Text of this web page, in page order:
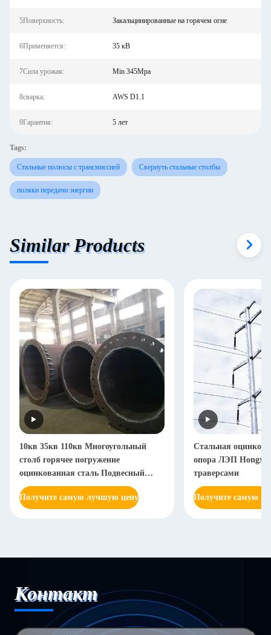
5Поверхность: Закальцинированные на горячем огне
6Применяется: 35 кВ
7Сила урожая: Min 345Mpa
8сварка: AWS D1.1
9Гарантия: 5 лет
Tags:
Стальные полюсы с трансмиссией Свернуть стальные столбы
поляки передачи энергии
Similar Products
10кв 35кв 110кв Многоугольный
столб горячее погружение
оцинкованная сталь Подвесный
столб Натяжной столб
Получите самую лучшую цену
Стальная
опора ЛЭП Hongxin
траверсами
Получите самую
Контакт